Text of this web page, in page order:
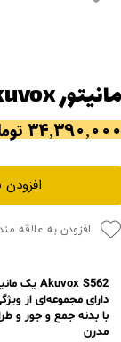
مانیتور Akuvox مدل S562
۳۴,۳۹۰,۰۰۰ تومان
افزودن به علاقه
Akuvox S562 یک مانیتور داخلی لینوکس 7 اینچی است
دارای مجموعه‌ای از
با بدنه جمع و جور و
مدرن